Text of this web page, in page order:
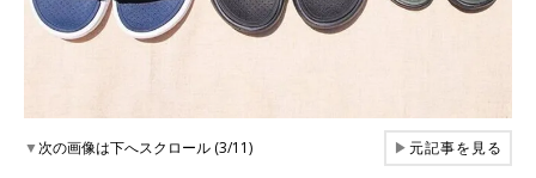
▼次の画像は下へスクロール (3/11) ▶元記事を見る